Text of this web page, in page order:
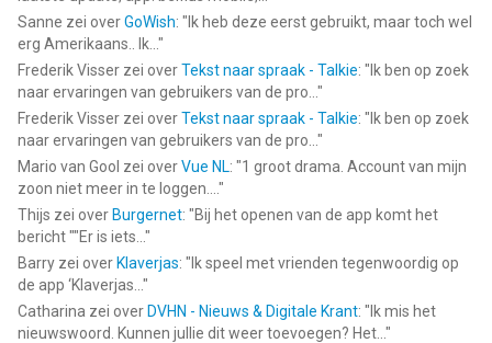
Sanne zei overGoWish: " Ik heb deze eerst gebruikt, maar toch wel
erg Amerikaans.. Ik... "
Frederik Visser zei overTekst naar spraak - Talkie: " Ik ben op zoek
naar ervaringen van gebruikers van de pro... "
Frederik Visser zei overTekst naar spraak - Talkie: " Ik ben op zoek
naar ervaringen van gebruikers van de pro... "
Mario van Gool zei overVue NL: "1 groot drama. Account van mijn
zoon niet meer in te loggen.... "
Thijs zei over Burgernet: "Bij het openen van de app komt het
bericht ""Er is iets... "
Barry zei over Klaverjas: " Ik speel met vrienden tegenwoordig op
de app ‘Klaverjas... "
Catharina zei over DVHN - Nieuws & Digitale Krant: " Ik mis het
nieuwswoord. Kunnen jullie dit weer toevoegen? Het... "